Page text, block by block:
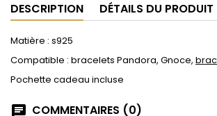
DESCRIPTION DÉTAILS DU PRODUIT
Matière : s925
Compatible : bracelets Pandora, Gnoce,
Pochette cadeau incluse
COMMENTAIRES (0)